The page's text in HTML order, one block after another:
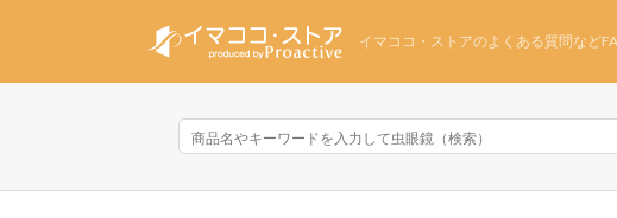
イマココ・ストアのよくある質問など